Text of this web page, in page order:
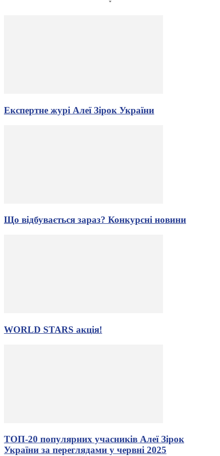
Експертне журі Алеї Зірок України
Що відбувається зараз? Конкурсні новини
WORLD STARS акція!
ТОП-20 популярних учасників Алеї Зірок
України за переглядами у червні 2025